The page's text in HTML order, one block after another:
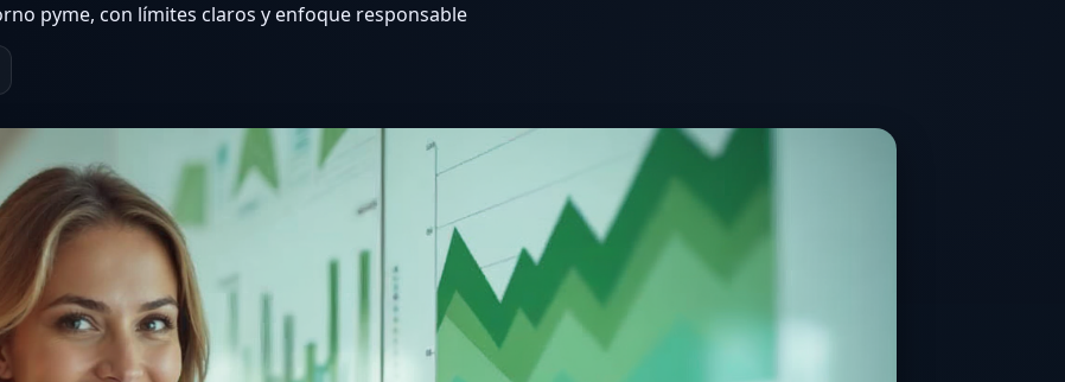
pyme, con límites claros y enfoque responsable